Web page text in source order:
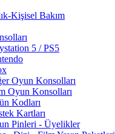
Kişisel Bakım
5 / PS5
Oyun Konsolları
Oyun Konsolları
Kodları
Kartları
Pinleri - Üyelikler